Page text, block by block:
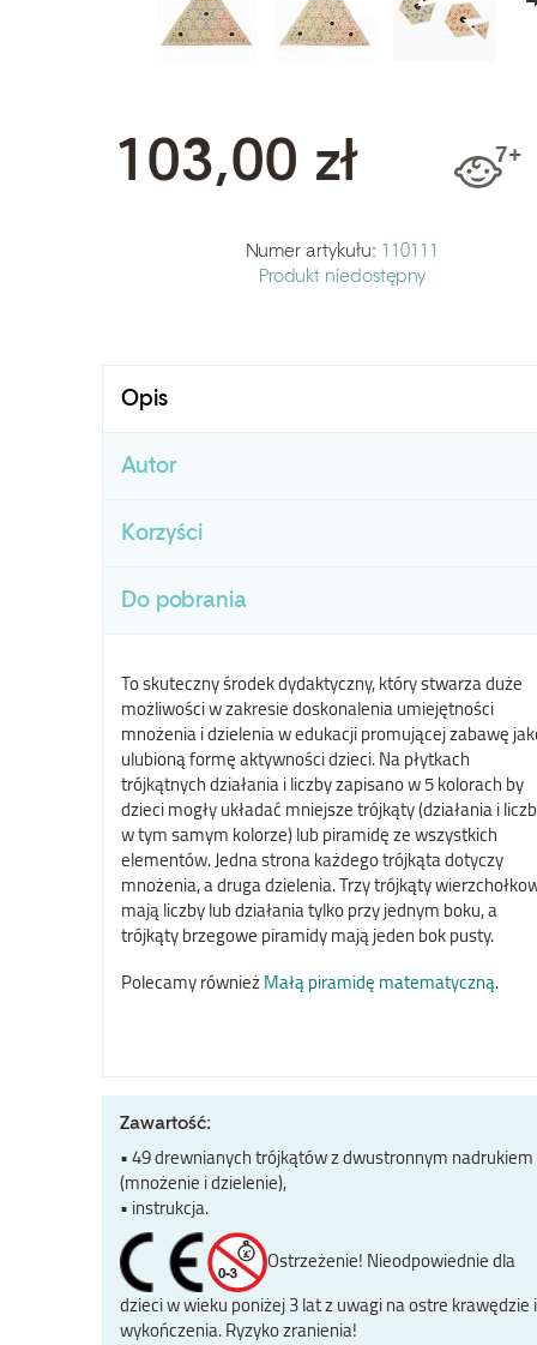
103,00 zł
Numer artykułu: 110111
Produkt niedostępny
Opis
Autor
Korzyści
Do pobrania
To skuteczny środek dydaktyczny, który stwarza duże
możliwości w zakresie doskonalenia umiejętności
mnożenia i dzielenia w edukacji promującej zabawę
ulubioną formę aktywności dzieci. Na płytkach
trójkątnych działania i liczby zapisano w 5 kolorach by
dzieci mogły układać mniejsze trójkąty (działania i
w tym samym kolorze) lub piramidę ze wszystkich
elementów. Jedna strona każdego trójkąta dotyczy
mnożenia, a druga dzielenia. Trzy trójkąty
mają liczby lub działania tylko przy jednym boku, a
trójkąty brzegowe piramidy mają jeden bok pusty.
Polecamy również Małą piramidę matematyczną.
Zawartość:
• 49 drewnianych trójkątów z dwustronnym nadrukiem
(mnożenie i dzielenie),
• instrukcja.
Ostrzeżenie! Nieodpowiednie dla
dzieci w wieku poniżej 3 lat z uwagi na ostre krawędzie i
wykończenia. Ryzyko zranienia!